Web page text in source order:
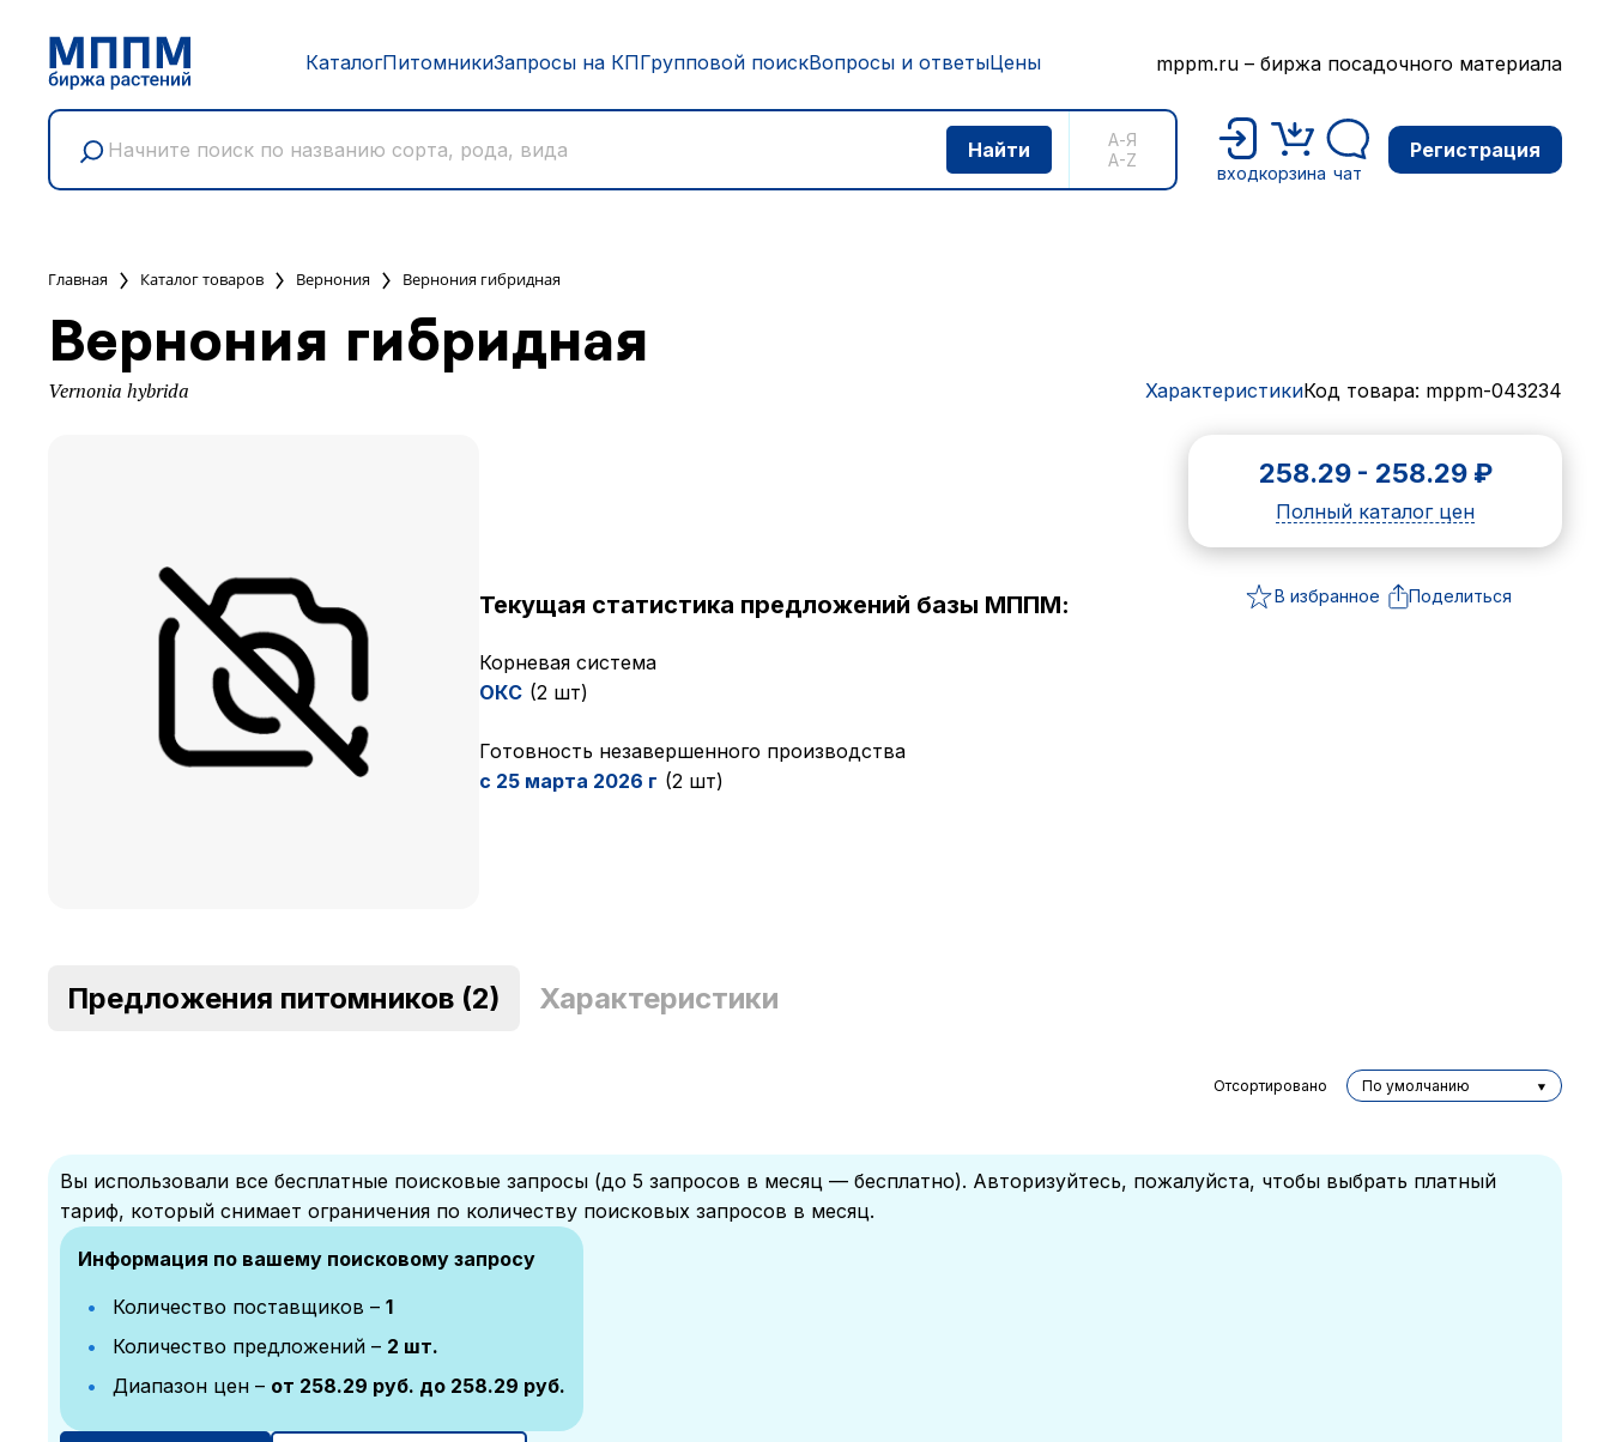
КаталогПитомникиЗапросы на КПГрупповой поискВопросы и ответыЦены mppm.ru – биржа посадочного материала
А-Я
A-Z
входкорзина чат
Регистрация
Главная Каталог товаров Вернония Вернония гибридная
Вернония гибридная
Vernonia hybrida ХарактеристикиКод товара: mppm-043234
258.29- 258.29 ₽
Полный каталог цен
В избранное Поделиться
Текущая статистика предложений базы МППМ:
Корневая система
ОКC (2 шт)
Готовность незавершенного производства
с 25 марта 2026 г (2 шт)
Предложения питомников (2) Характеристики
Отсортировано По умолчанию
Вы использовали все бесплатные поисковые запросы (до 5 запросов в месяц — бесплатно). Авторизуйтесь, пожалуйста, чтобы выбрать платный
тариф, который снимает ограничения по количеству поисковых запросов в месяц.
Информация по вашему поисковому запросу
Количество поставщиков – 1
Количество предложений – 2 шт.
Диапазон цен – от 258.29 руб. до 258.29 руб.